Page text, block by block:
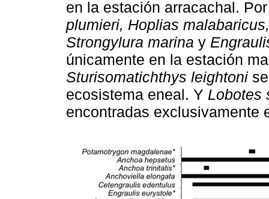
en la estación arracachal.
plumieri, Hoplias
Strongylura marina y
únicamente en la estación
Sturisomatichthys leightoni
ecosistema eneal. Y Lobotes
encontradas exclusivamente